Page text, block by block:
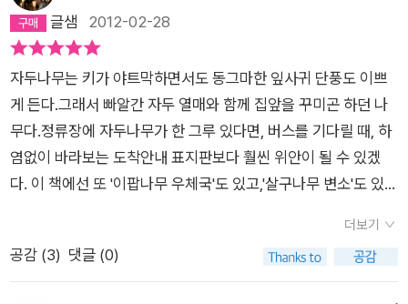
론 밤샘야근도 마다하지 않는다/빨강 우체통에 앉아 꼬박 밤을
새우고/파닥 파다닥 이른 아침 우체국 문을 연다(「이팝나무 우체
국」 부분)
이 생명을 시작해 아홉 달 반 동안 입 대신 입노릇을 했던 배꼽과
소통하던 어머니, 궁극의 고향인 셈이다. 나는 이 시가 제일 좋았
다. 옛일 한때 나는, 내가 살던 강마을 언덕에 별정우체국을 내
고 싶은 마음 간절했으나 개살구 익는 강가의 아침 안개와 미루
나무가 쓸어내린 초저녁 풋별 냄새와 싸락눈이 싸락싸락 치는 차
고 긴 밤, 넣은 봉투를 구할 재간이 없어 그만둔 적이 있다 (전
문) 한때 살던 강마을 언덕, 이걸 그대로 읽을 수도 있고 그저 시
다. 김만옥이란 소설가가 쓴 책 《내 사촌 별정우체국장》이 순간
떠올랐다. 김만옥은 읽은지 하도 오래라 무슨 내용이었는지 가물
가물한다. 아, 가까운 곳에 책이 있다. 지금은 절판이니 구경이나
에서​​손바닥, 혓바닥과 발바닥. 우리는 바닥을 가졌군요.가진지도
모른 채, 무심코 끌고 다닌 바닥들이 위 로, 위로만 향하던 마음들
던가요?다시, 올라가야겠지요.꽃들, 저 홀로 피었다 홀로 스러지
는, 환장하게 아름다워서 서러운 봄 날, 깊고 깊은 바닥의 금들을
봅니다.괜찮아, 괜찮아 등을 토닥여주는 손길의 위로가 다정합니
다.괜찮아, 괜찮아, 괜. 찮. 다. 고 당신께도 엎드려 절!!! 배꼽​
​살구꽃 자리에는 살구꽃비자두꽃 자리에는 자두꽃비복
사꽃 자리에는 복사꽃비아그배꽃 자리에는 아그배꽃비 온다​분홍
하양 분홍 하양 하냥다짐 온다​살구꽃비는 살구배꼽자두꽃비는
글샘 2012-02-28
자두나무는 키가 야트막하면서도 동그마한 잎사귀 단풍도 이쁘
게 든다.그래서 빠알간 자두 열매와 함께 집앞을 꾸미곤 하던 나
무다.정류장에 자두나무가 한 그루 있다면, 버스를 기다릴 때, 하
염없이 바라보는 도착안내 표지판보다 훨씬 위안이 될 수 있겠
다. 이 책에선 또 '이팝나무 우체국'도 있고,'살구나무 변소'도 있
데,한지에 옅은 색상으로 무늬가 번져 오르듯,시상이 웃음으로 환
하게 번져가는 재미를 느끼게 하는 시집이다. 그의 목젖은 '목놓
더보기
공감 (3) 댓글 (0)